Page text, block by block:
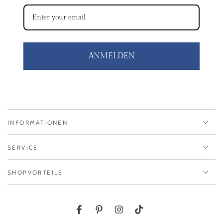
ANMELDEN
INFORMATIONEN
SERVICE
SHOPVORTEILE
FacebookPinterestInstagram
TikTok